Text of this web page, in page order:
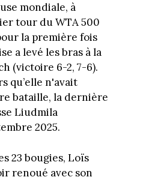
mondiale, à
tour du WTA 500
la première fois
a levé les bras à la
(victoire 6-2, 7-6).
qu’elle n'avait
bataille, la dernière
Liudmila
2025.
23 bougies, Loïs
renoué avec son